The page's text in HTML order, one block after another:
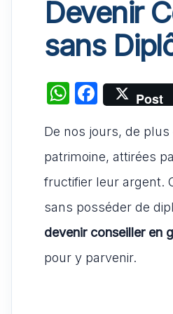
Devenir
sans
W
at
s
A
p
p
F
a
c
e
b
o
o
k
Post
De nos jours, de
patrimoine, attirées
fructifier leur argent.
sans posséder de
devenir conseiller en
pour y parvenir.